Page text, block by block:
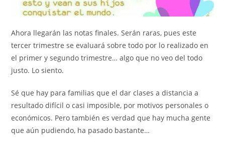
Ahora llegarán las notas finales. Serán raras, pues este
tercer trimestre se evaluará sobre todo por lo realizado en
el primer y segundo trimestre… algo que no veo del todo
justo. Lo siento.
Sé que hay para familias que el dar clases a distancia a
resultado difícil o casi imposible, por motivos personales o
económicos. Pero también es verdad que hay mucha gente
que aún pudiendo, ha pasado bastante…